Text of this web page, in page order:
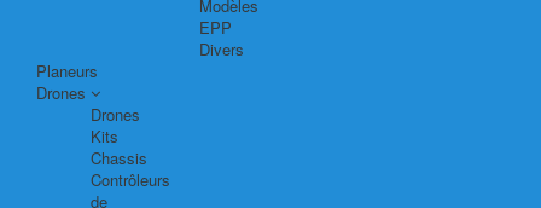
Modèles
EPP
Divers
Planeurs
Drones
Drones
Kits
Chassis
Contrôleurs
de